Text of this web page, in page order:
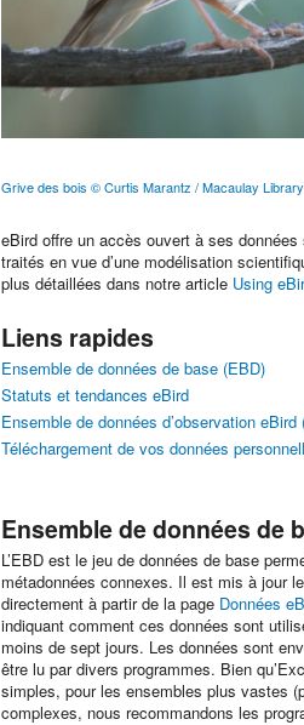
Grive des bois © Curtis Marantz / Macaulay Library
eBird offre un accès ouvert à ses
traités en vue d’une modélisation
plus détaillées dans notre article Using
Liens rapides
Ensemble de données de base (EBD)
Statuts et tendances eBird
Ensemble de données d’observation eBird
Téléchargement de vos données
Ensemble de données de
L’EBD est le jeu de données de base
métadonnées connexes. Il est mis à jour
directement à partir de la page Données
indiquant comment ces données sont
moins de sept jours. Les données sont
être lu par divers programmes. Bien
simples, pour les ensembles plus vastes
complexes, nous recommandons les